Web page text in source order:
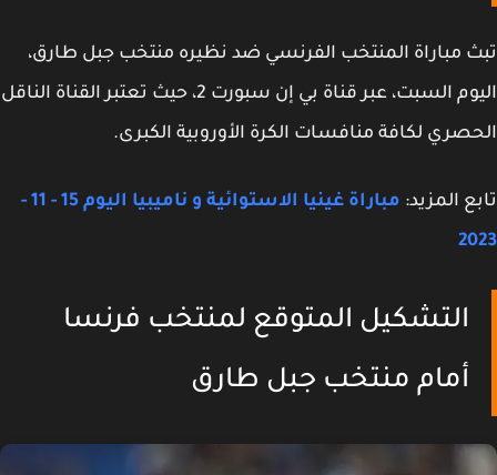
مباراة المنتخب الفرنسي ضد نظيره منتخب جبل طارق،
اليوم السبت، عبر قناة بي إن سبورت 2، حيث تعتبر القناة الناقل
لكافة منافسات الكرة الأوروبية الكبرى.
المزيد:
مباراة غينيا الاستوائية و ناميبيا اليوم 15 - 11 -
التشكيل المتوقع لمنتخب فرنسا
أمام منتخب جبل طارق